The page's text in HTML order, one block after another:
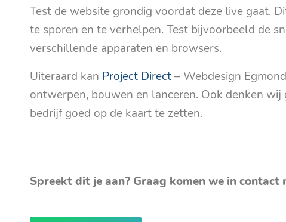
Test de website grondig voordat deze live gaat.
te sporen en te verhelpen. Test bijvoorbeeld de
verschillende apparaten en browsers.
Uiteraard kan Project Direct– Webdesign
ontwerpen, bouwen en lanceren. Ook denken
bedrijf goed op de kaart te zetten.
Spreekt dit je aan? Graag komen we in contact